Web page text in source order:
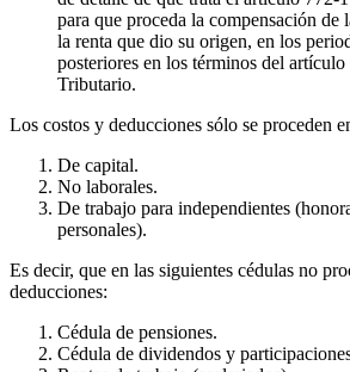
para que proceda la compensación de
la renta que dio su origen, en los
posteriores en los términos del
Tributario.
Los costos y deducciones sólo se proceden
De capital.
No laborales.
De trabajo para independientes
personales).
Es decir, que en las siguientes cédulas no
deducciones:
Cédula de pensiones.
Cédula de dividendos y